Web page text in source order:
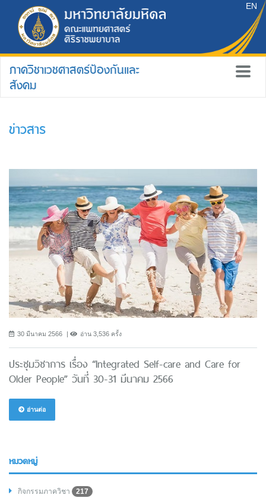
EN
ภาควิชาเวชศาสตร์ป้องกันและ
สังคม
ข่าวสาร
30 มีนาคม 2566 อ่าน 3,536 ครั้ง
ประชุมวิชาการ เรื่อง “Integrated Self-care and Care for
Older People” วันที่ 30-31 มีนาคม 2566
อ่านต่อ
หมวดหมู่
กิจกรรมภาควิชา
217